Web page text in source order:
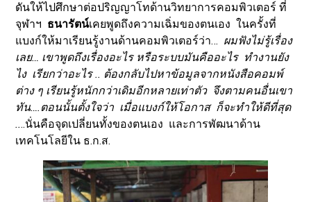
ดันให้ไปศึกษาต่อปริญญาโทด้านวิทยาการคอมพิวเตอร์ ที่
จุฬาฯ ธนารัตน์เคยพูดถึงความเฉิ่มของตนเอง ในครั้งที่
แบงก์ให้มาเรียนรู้งานด้านคอมพิวเตอร์ว่า… ผมฟังไม่รู้เรื่อง
เลย… เขาพูดถึงเรื่องอะไร หรือระบบมันคืออะไร ทำงานยัง
ไง เรียกว่าอะไร .. ต้องกลับไปหาข้อมูลจากหนังสือคอมพ์
ต่าง ๆ เรียนรู้หนักกว่าเดิมอีกหลายเท่าตัว จึงตามคนอื่นเขา
ทัน….ตอนนั้นตั้งใจว่า เมื่อแบงก์ให้โอกาส ก็จะทำให้ดีที่สุด
....นั่นคือจุดเปลี่ยนทั้งของตนเอง และการพัฒนาด้าน
เทคโนโลยีใน ธ.ก.ส.